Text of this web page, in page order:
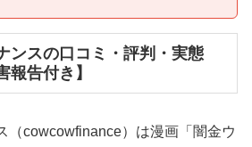
ンスの口コミ・評判・実態
報告付き】
（cowcowfinance）は漫画「闇金ウ